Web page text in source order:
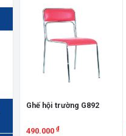
Ghế hội trường G892
490.000 ₫